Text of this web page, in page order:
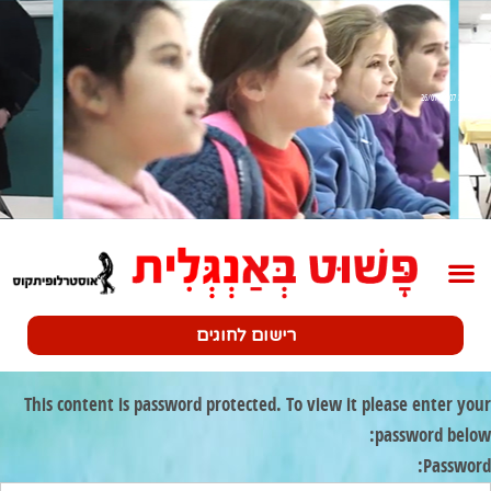
רישום לחוגים
This content is password protected. To view it please enter your
password below:
Password: